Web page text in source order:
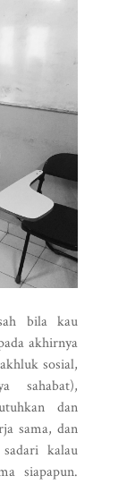
bila kau
akhirnya
sosial,
sahabat),
dan
sama, dan
kalau
siapapun.